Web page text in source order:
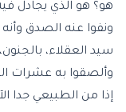
هو؟ هو الذي يجادل
ونفوا عنه الصدق
سيد العقلاء،
وألصقوا به عشرات
إذا من الطبيعي جدا